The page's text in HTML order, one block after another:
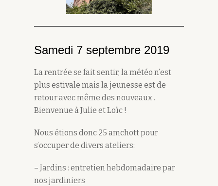
Samedi 7 septembre 2019
La rentrée se fait sentir, la météo n’est
plus estivale mais la jeunesse est de
retour avec même des nouveaux .
Bienvenue à Julie et Loïc !
Nous étions donc 25 amchott pour
s’occuper de divers ateliers:
– Jardins : entretien hebdomadaire par
nos jardiniers